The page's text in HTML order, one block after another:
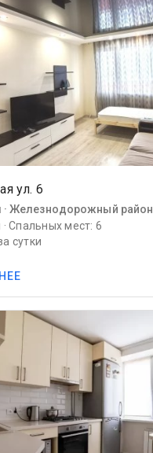
ул. 6
Железнодорожный район
Спальных мест: 6
сутки